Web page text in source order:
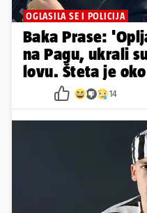
OGLASILA SE I POLICIJA
Baka Prase:
na Pagu, ukrali
lovu. Šteta je
14